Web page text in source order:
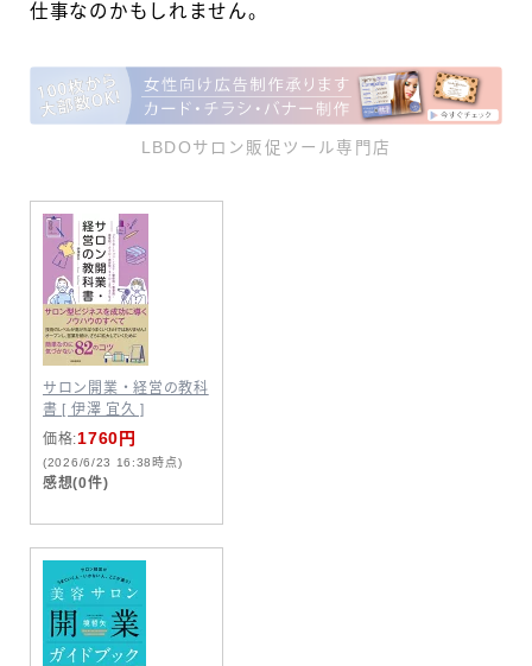
仕事なのかもしれません。
LBDOサロン販促ツール専門店
サロン開業・経営の教科
書 [ 伊澤 宜久 ]
価格:1760円
(2026/6/23 16:38時点)
感想(0件)